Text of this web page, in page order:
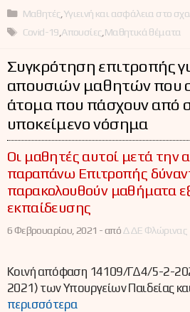
Κατηγορίες
Μαθητές Υγιεινή και ασφάλεια στο
Ετικέτες
Covid-19 Απουσίες Μαθητικά θέματα
Συγκρότηση επιτροπής
απουσιών μαθητών που
άτομα που πάσχουν από
υποκείμενο νόσημα
Οι μαθητές αυτοί μετά την
παραπάνω Επιτροπής
παρακολουθούν μαθήματα
εκπαίδευσης
6 Φεβρουαρίου, 2021 -απόΔΔΕ Φλώρινας
Κοινή απόφαση 14109/ΓΔ4/5-2-
2021) των Υπουργείων Παιδείας
περισσότερα